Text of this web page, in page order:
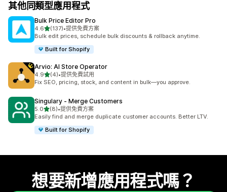
其他同類型應用程式
Bulk Price Editor Pro
4.6滿分 5 顆星
(137)
共有 137 則評價
•提供免費方案
Bulk edit prices, schedule bulk discounts & rollback anytime.
Built for Shopify
Arvio: AI Store Operator
4.9滿分 5 顆星
(4)
共有 4 則評價
•提供免費試用
Fix SEO, pricing, stock, and content in bulk—you approve.
Singulary ‑ Merge Customers
5.0滿分 5 顆星
(8)
共有 8 則評價
•提供免費方案
Easily find and merge duplicate customer accounts. Better LTV.
Built for Shopify
想要新增應用程式嗎？